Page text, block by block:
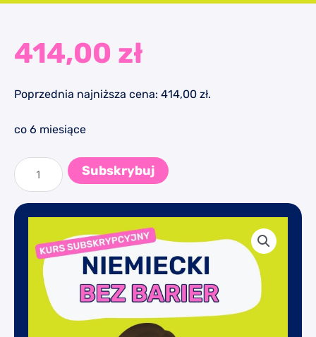
414,00 zł
Poprzednia najniższa cena: 414,00 zł.
co 6 miesiące
Kurs
subskrypcyjny
#Niemiecki
bez
dostęp
miesięcy
Subskrybuj